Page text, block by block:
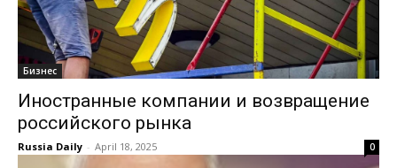
Бизнес
Иностранные компании и возвращение
российского рынка
Russia Daily - April 18, 2025 0